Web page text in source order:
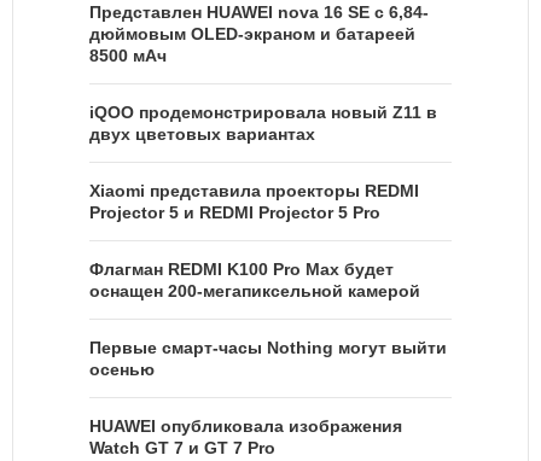
Представлен HUAWEI nova 16 SE с 6,84-
дюймовым OLED-экраном и батареей
8500 мАч
iQOO продемонстрировала новый Z11 в
двух цветовых вариантах
Xiaomi представила проекторы REDMI
Projector 5 и REDMI Projector 5 Pro
Флагман REDMI K100 Pro Max будет
оснащен 200-мегапиксельной камерой
Первые смарт-часы Nothing могут выйти
осенью
HUAWEI опубликовала изображения
Watch GT 7 и GT 7 Pro